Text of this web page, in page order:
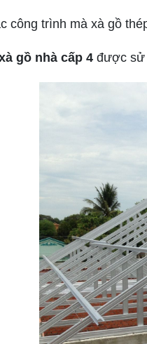
trình mà xà gồ
gồ nhà cấp 4 được sử